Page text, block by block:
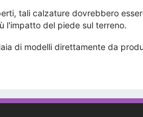
tali calzature dovrebbero
l'impatto del piede sul terreno.
di modelli direttamente da